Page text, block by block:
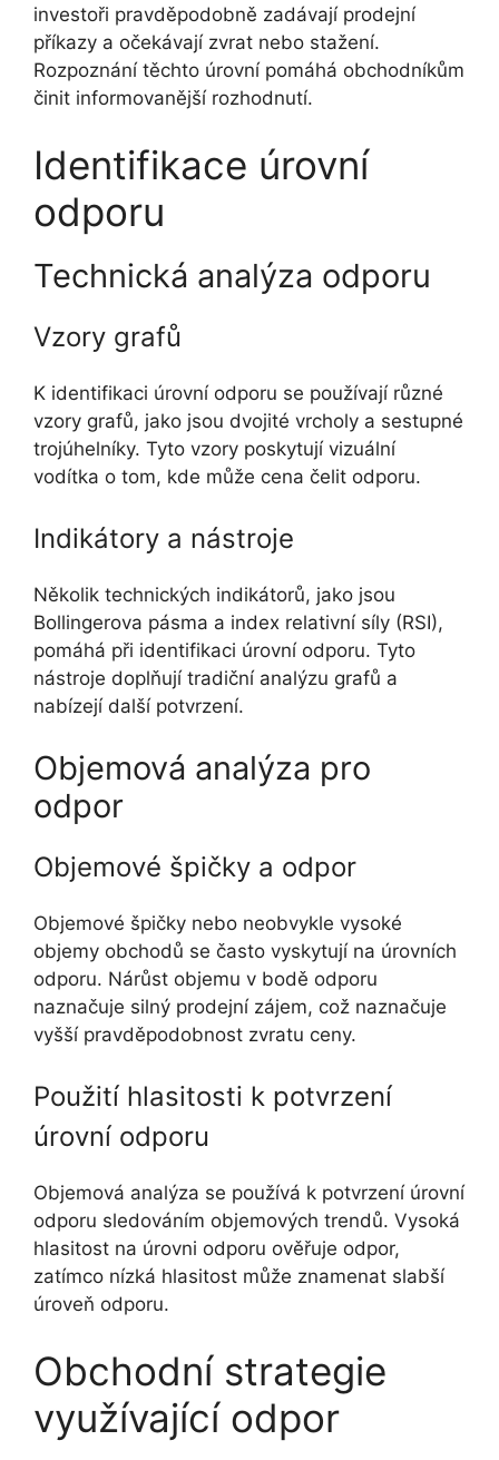
investoři pravděpodobně zadávají prodejní
příkazy a očekávají zvrat nebo stažení.
Rozpoznání těchto úrovní pomáhá obchodníkům
činit informovanější rozhodnutí.
Identifikace úrovní
odporu
Technická analýza odporu
Vzory grafů
K identifikaci úrovní odporu se používají různé
vzory grafů, jako jsou dvojité vrcholy a sestupné
trojúhelníky. Tyto vzory poskytují vizuální
vodítka o tom, kde může cena čelit odporu.
Indikátory a nástroje
Několik technických indikátorů, jako jsou
Bollingerova pásma a index relativní síly (RSI),
pomáhá při identifikaci úrovní odporu. Tyto
nástroje doplňují tradiční analýzu grafů a
nabízejí další potvrzení.
Objemová analýza pro
odpor
Objemové špičky a odpor
Objemové špičky nebo neobvykle vysoké
objemy obchodů se často vyskytují na úrovních
odporu. Nárůst objemu v bodě odporu
naznačuje silný prodejní zájem, což naznačuje
vyšší pravděpodobnost zvratu ceny.
Použití hlasitosti k potvrzení
úrovní odporu
Objemová analýza se používá k potvrzení úrovní
odporu sledováním objemových trendů. Vysoká
hlasitost na úrovni odporu ověřuje odpor,
zatímco nízká hlasitost může znamenat slabší
úroveň odporu.
Obchodní strategie
využívající odpor